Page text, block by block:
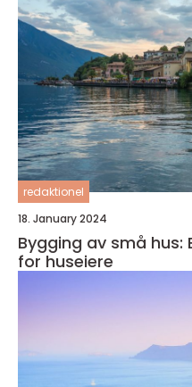
redaktionel
18. January 2024
Bygging av små
for huseiere